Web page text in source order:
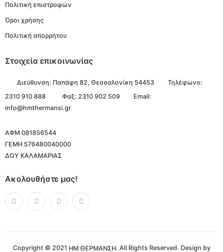
Πολιτική επιστροφών
Όροι χρήσης
Πολιτική απορρήτου
Στοιχεία επικοινωνίας
Διεύθυνση: Παπάφη 82, Θεσσαλονίκη 54453
Τηλέφωνο:
2310 910 888
Φαξ: 2310 902 509
Email:
info@hmthermansi.gr
ΑΦΜ 081856544
ΓΕΜΗ 576480040000
ΔΟΥ ΚΑΛΑΜΑΡΙΑΣ
Ακολουθήστε μας!
Copyright © 2021 ΗΜ ΘΕΡΜΑΝΣΗ. All Rights Reserved. Design by